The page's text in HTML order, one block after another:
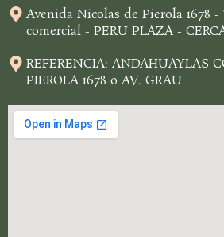
Avenida Nicolas de Pierola 1678
comercial - PERU PLAZA -
REFERENCIA: ANDAHUAYLAS
PIEROLA 1678 o AV. GRAU